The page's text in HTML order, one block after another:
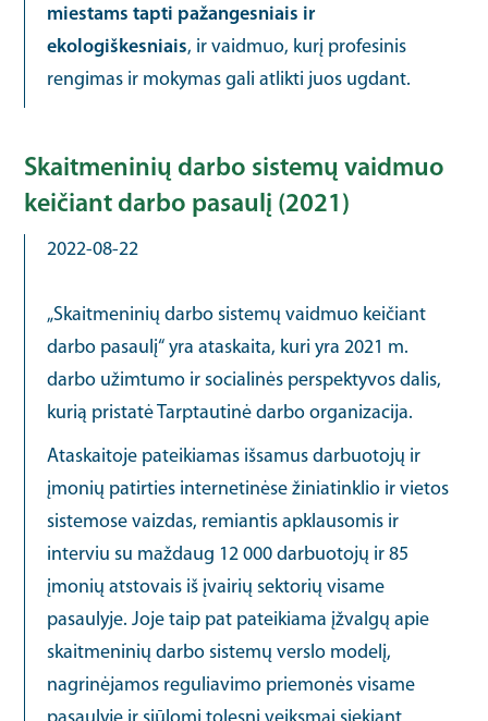
miestams tapti pažangesniais ir
ekologiškesniais, ir vaidmuo, kurį profesinis
rengimas ir mokymas gali atlikti juos ugdant.
Skaitmeninių darbo sistemų vaidmuo
keičiant darbo pasaulį (2021)
2022-08-22
„Skaitmeninių darbo sistemų vaidmuo keičiant
darbo pasaulį“ yra ataskaita, kuri yra 2021 m.
darbo užimtumo ir socialinės perspektyvos dalis,
kurią pristatė Tarptautinė darbo organizacija.
Ataskaitoje pateikiamas išsamus darbuotojų ir
įmonių patirties internetinėse žiniatinklio ir vietos
sistemose vaizdas, remiantis apklausomis ir
interviu su maždaug 12 000 darbuotojų ir 85
įmonių atstovais iš įvairių sektorių visame
pasaulyje. Joje taip pat pateikiama įžvalgų apie
skaitmeninių darbo sistemų verslo modelį,
nagrinėjamos reguliavimo priemonės visame